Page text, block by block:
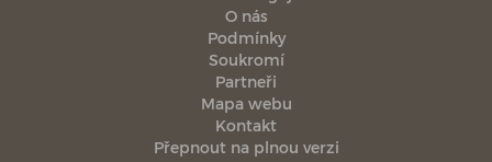
O nás
Podmínky
Soukromí
Partneři
Mapa webu
Kontakt
Přepnout na plnou verzi